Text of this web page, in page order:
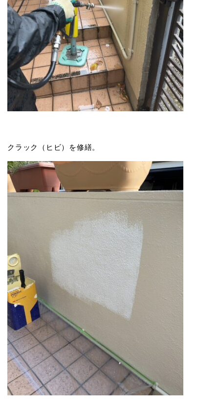
クラック（ヒビ）を修繕。